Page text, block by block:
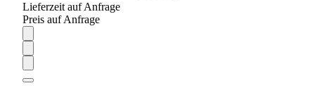
Lieferzeit auf Anfrage
Preis auf Anfrage